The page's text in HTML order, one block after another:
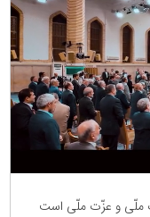
ملّی و عزّت ملّی است